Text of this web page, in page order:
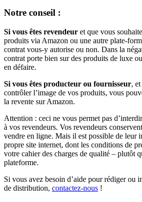
Notre conseil :
Si vous êtes revendeur et que vous
produits via Amazon ou une autre plate-
contrat vous-y autorise ou non. Dans la
contrat porte bien sur des produits de luxe
en défaire.
Si vous êtes producteur ou fournisseur,
contrôler l’image de vos produits, vous
la revente sur Amazon.
Attention : ceci ne vous permet pas
à vos revendeurs. Vos revendeurs
vendre en ligne. Mais il est possible de leur
propre site internet, dont les conditions de
votre cahier des charges de qualité – plutôt
plateforme.
Si vous avez besoin d’aide pour rédiger ou
de distribution, contactez-nous !